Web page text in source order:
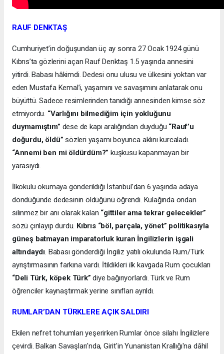
RAUF DENKTAŞ
Cumhuriyet’in doğuşundan üç ay sonra 27 Ocak 1924 günü
Kıbrıs’ta gözlerini açan Rauf Denktaş 1.5 yaşında annesini
yitirdi. Babası hâkimdi. Dedesi onu ulusu ve ülkesini yoktan var
eden Mustafa Kemal’i, yaşamını ve savaşımını anlatarak onu
büyüttü. Sadece resimlerinden tanıdığı annesinden kimse söz
etmiyordu. “Varlığını bilmediğim için yokluğunu
duymamıştım” dese de kapı aralığından duyduğu “Rauf’u
doğurdu, öldü” sözleri yaşamı boyunca aklını kurcaladı.
“Annemi ben mi öldürdüm?”kuşkusu kapanmayan bir
yarasıydı.
İlkokulu okumaya gönderildiği İstanbul’dan 6 yaşında adaya
döndüğünde dedesinin öldüğünü öğrendi. Kulağında ondan
silinmez bir anı olarak kalan “gittiler ama tekrar gelecekler”
sözü çınlayıp durdu. Kıbrıs “böl, parçala, yönet” politikasıyla
güneş batmayan imparatorluk kuran İngilizlerin işgali
altındaydı. Babası gönderdiği İngiliz yatılı okulunda Rum/Türk
ayrıştırmasının farkına vardı. İtildikleri ilk kavgada Rum çocukları
“Deli Türk, köpek Türk” diye bağırıyorlardı. Türk ve Rum
öğrenciler kaynaştırmak yerine sınıfları ayrıldı.
RUMLAR’DAN TÜRKLERE AÇIK SALDIRI
Ekilen nefret tohumları yeşerirken Rumlar önce silahı İngilizlere
çevirdi. Balkan Savaşları'nda, Girit'in Yunanistan Krallığı'na dâhil